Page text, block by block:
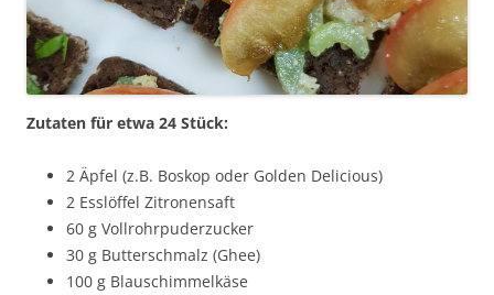
Zutaten für etwa 24 Stück:
2 Äpfel (z.B. Boskop oder Golden Delicious)
2 Esslöffel Zitronensaft
60 g Vollrohrpuderzucker
30 g Butterschmalz (Ghee)
100 g Blauschimmelkäse